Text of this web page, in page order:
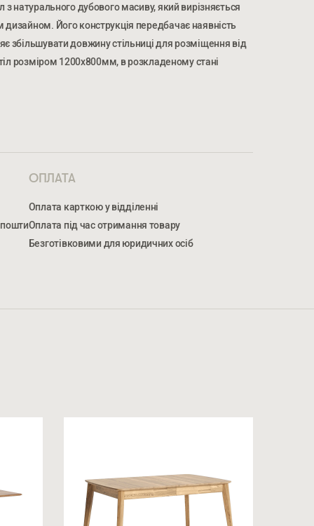
з натурального дубового масиву, який вирізняється
дизайном. Його конструкція передбачає наявність
збільшувати довжину стільниці для розміщення від
розміром 1200х800мм, в розкладеному стані
пошти
ОПЛАТА
Оплата карткою у відділенні
Оплата під час отримання товару
Безготівковими для юридичних осіб